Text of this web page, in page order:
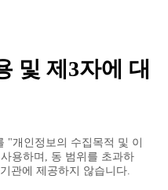
및 제3자에 대
"개인정보의 수집목적 및 이
용하며, 동 범위를 초과하
관에 제공하지 않습니다.